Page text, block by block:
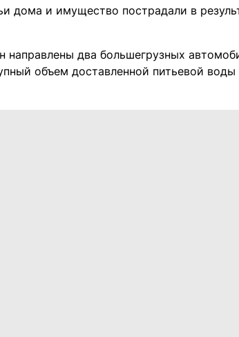
дома и имущество пострадали в
два большегрузных
объем доставленной питьевой воды